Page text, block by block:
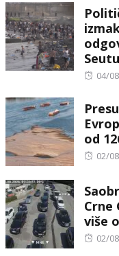
04/
od
02/
Crne
više
02/